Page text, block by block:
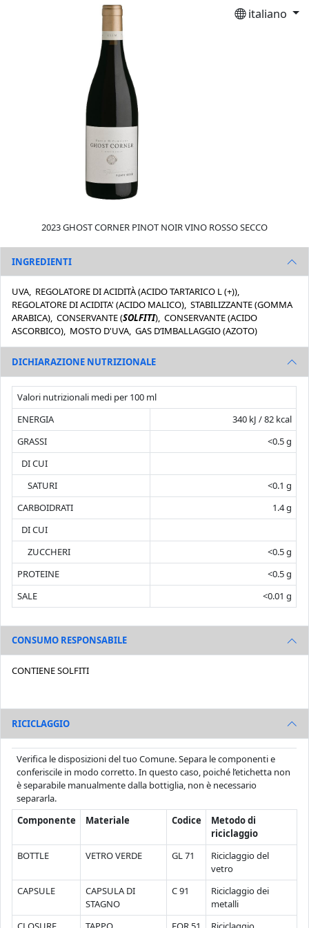
italiano
2023 GHOST CORNER PINOT NOIR VINO ROSSO SECCO
INGREDIENTI
UVA, REGOLATORE DI ACIDITÀ (ACIDO TARTARICO L (+)),
REGOLATORE DI ACIDITA' (ACIDO MALICO), STABILIZZANTE (GOMMA
ARABICA), CONSERVANTE (SOLFITI), CONSERVANTE (ACIDO
ASCORBICO), MOSTO D'UVA, GAS D’IMBALLAGGIO (AZOTO)
DICHIARAZIONE NUTRIZIONALE
Valori nutrizionali medi per 100 ml
ENERGIA
340 kJ / 82 kcal
GRASSI
<0.5 g
DI CUI
SATURI
<0.1 g
CARBOIDRATI
1.4 g
DI CUI
ZUCCHERI
<0.5 g
PROTEINE
<0.5 g
SALE
<0.01 g
CONSUMO RESPONSABILE
CONTIENE SOLFITI
RICICLAGGIO
Verifica le disposizioni del tuo Comune. Separa le componenti e
conferiscile in modo corretto. In questo caso, poiché l’etichetta non
è separabile manualmente dalla bottiglia, non è necessario
separarla.
Componente
Materiale Codice
Metodo di
riciclaggio
BOTTLE
VETRO VERDE GL 71
Riciclaggio del
vetro
CAPSULE
CAPSULA DI
STAGNO
C 91
Riciclaggio dei
metalli